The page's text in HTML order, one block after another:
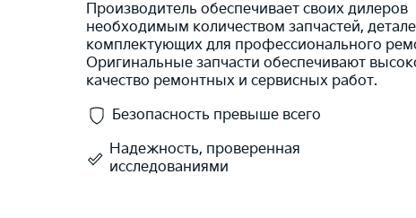
Производитель обеспечивает своих дилеров
необходимым количеством запчастей,
комплектующих для профессионального
Оригинальные запчасти обеспечивают
качество ремонтных и сервисных работ.
Безопасность превыше всего
Надежность, проверенная
исследованиями